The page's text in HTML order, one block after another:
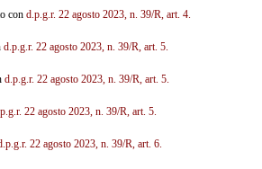
con d.p.g.r. 22 agosto 2023, n. 39/R, art. 4.
d.p.g.r. 22 agosto 2023, n. 39/R, art. 5.
d.p.g.r. 22 agosto 2023, n. 39/R, art. 5.
22 agosto 2023, n. 39/R, art. 5.
22 agosto 2023, n. 39/R, art. 6.